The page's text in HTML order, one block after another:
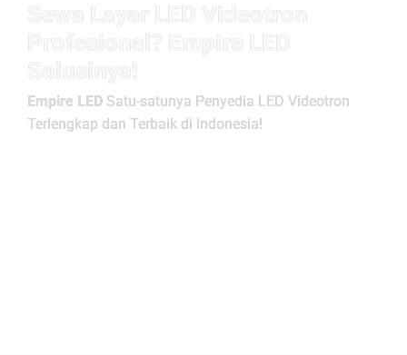
Sewa Layar LED Videotron
Profesional? Empire LED
Solusinya!
Empire LED Satu-satunya Penyedia LED Videotron
Terlengkap dan Terbaik di Indonesia!